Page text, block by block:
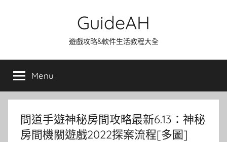
GuideAH
遊戲攻略&軟件生活教程大全
Menu
問道手遊神秘房間攻略最新6.13：神秘
房間機關遊戲2022探案流程[多圖]